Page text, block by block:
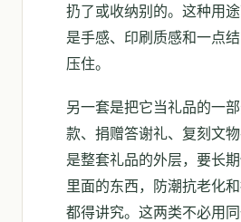
扔了或收纳别的。这种用
是手感、印刷质感和一点
压住。
另一套是把它当礼品的一
款、捐赠答谢礼、复刻文
是整套礼品的外层，要长
里面的东西，防潮抗老化
都得讲究。这两类不必用同